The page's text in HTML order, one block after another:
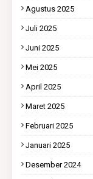
Agustus 2025
Juli 2025
Juni 2025
Mei 2025
April 2025
Maret 2025
Februari 2025
Januari 2025
Desember 2024